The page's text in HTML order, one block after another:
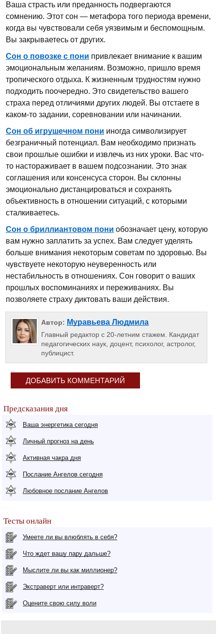
Ваша страсть или преданность подвергаются
сомнению. Этот сон — метафора того периода времени,
когда вы чувствовали себя уязвимым и беспомощным.
Вы закрываетесь от других.
Сон о повозке с пони привлекает внимание к вашим
эмоциональным желаниям. Возможно, пришло время
тропического отдыха. К жизненным трудностям нужно
подходить поочередно. Это свидетельство вашего
страха перед отличиями других людей. Вы отстаете в
каком-то задании, соревновании или начинании.
Сон об игрушечном пони иногда символизирует
безграничный потенциал. Вам необходимо признать
свои прошлые ошибки и извлечь из них уроки. Вас что-
то настораживает в вашем подсознании. Это знак
соглашения или консенсуса сторон. Вы склонны
эмоционально дистанцироваться и сохранять
объективность в отношении ситуаций, с которыми
сталкиваетесь.
Сон о бриллиантовом пони обозначает цену, которую
вам нужно заплатить за успех. Вам следует уделять
больше внимания некоторым советам по здоровью. Вы
чувствуете некоторую неуверенность или
нестабильность в отношениях. Сон говорит о ваших
прошлых воспоминаниях и переживаниях. Вы
позволяете страху диктовать ваши действия.
Автор: Муравьева Людмила
Главный редактор с 20-летним стажем. Кандидат
педагогических наук, доцент, психолог, астролог,
публицист.
ДОБАВИТЬ КОММЕНТАРИЙ
Предсказания дня
Ваша энергетика сегодня
Личный прогноз на день
Активная чакра дня
Послание Ангелов сегодня
Любовное послание Ангелов
Тесты онлайн
Умеете ли вы влюблять в себя?
Что ждет вашу пару дальше?
Мыслите ли вы как миллионер?
Экстраверт или интраверт?
Оцените свою силу воли